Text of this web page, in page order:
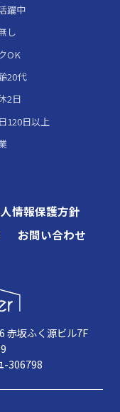
躍中
し
OK
20代
2日
120日以上
情報保護方針
お問い合わせ
坂ふく源ビル7F
-306798